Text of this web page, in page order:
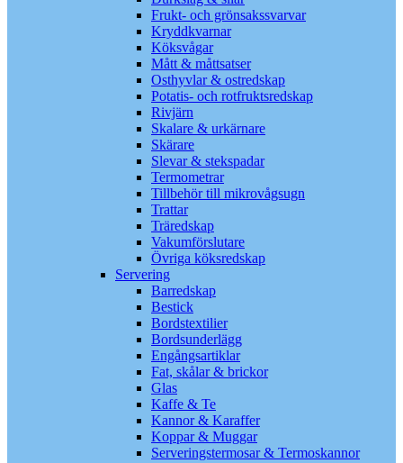
Frukt- och grönsakssvarvar
Kryddkvarnar
Köksvågar
Mått & måttsatser
Osthyvlar & ostredskap
Potatis- och rotfruktsredskap
Rivjärn
Skalare & urkärnare
Skärare
Slevar & stekspadar
Termometrar
Tillbehör till mikrovågsugn
Trattar
Träredskap
Vakumförslutare
Övriga köksredskap
Servering
Barredskap
Bestick
Bordstextilier
Bordsunderlägg
Engångsartiklar
Fat, skålar & brickor
Glas
Kaffe & Te
Kannor & Karaffer
Koppar & Muggar
Serveringstermosar & Termoskannor